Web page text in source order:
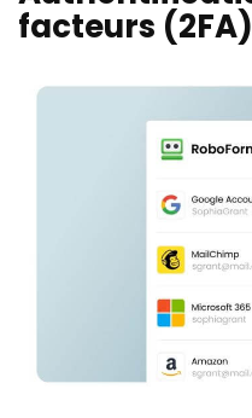
facteurs (2FA)